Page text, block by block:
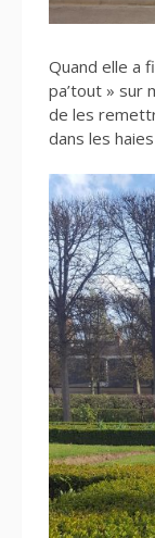
Quand elle a
pa’tout » sur
de les
dans les